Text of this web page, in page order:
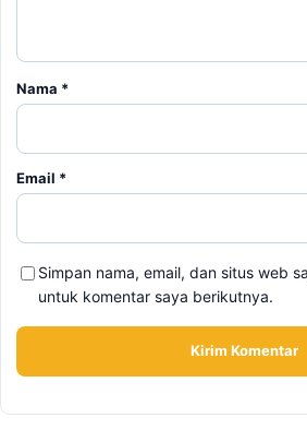
Nama *
Email *
Simpan nama, email, dan situs web
untuk komentar saya berikutnya.